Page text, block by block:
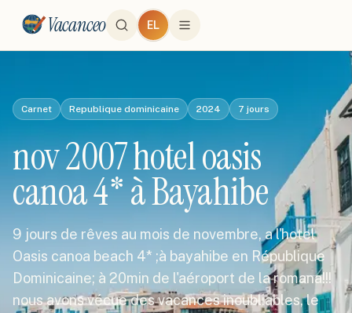
Vacanceo EL
Carnet Republique dominicaine 2024 7 jours
nov 2007 hotel oasis
canoa 4* à Bayahibe
9 jours de rêves au mois de novembre, a l'hotel
Oasis canoa beach 4* ;à bayahibe en République
Dominicaine; à 20min de l'aéroport de la romana!!!
nous avons vécue des vacances inoubliables, le